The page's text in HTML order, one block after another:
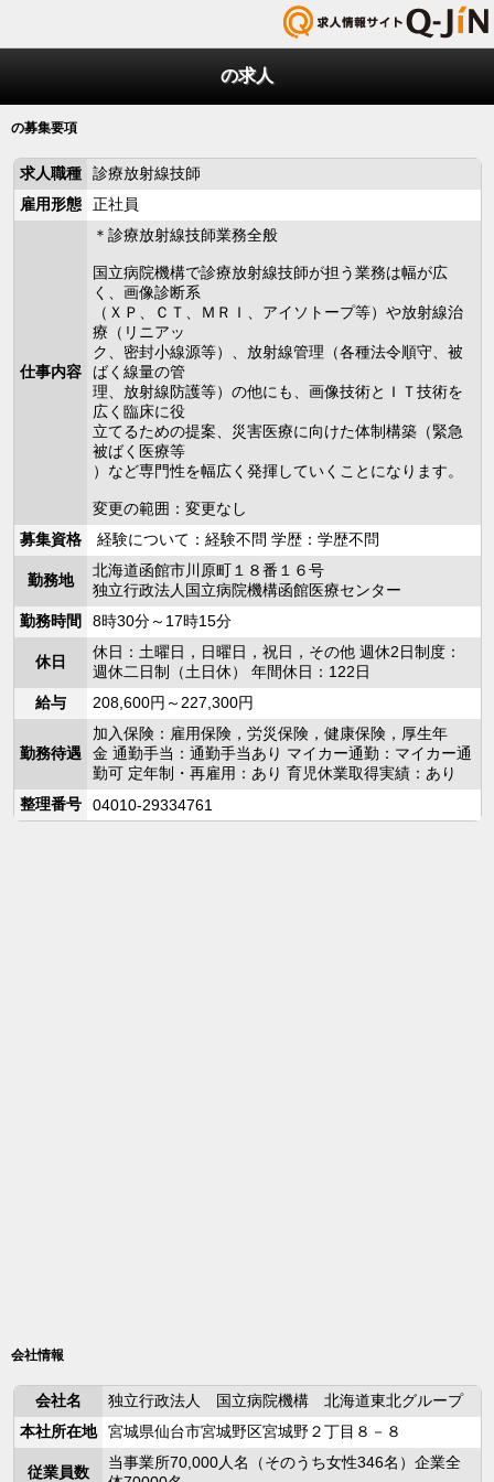
の求人
の募集要項
求人職種
診療放射線技師
雇用形態
正社員
仕事内容
＊診療放射線技師業務全般
国立病院機構で診療放射線技師が担う業務は幅が広
く、画像診断系
（ＸＰ、ＣＴ、ＭＲＩ、アイソトープ等）や放射線治
療（リニアッ
ク、密封小線源等）、放射線管理（各種法令順守、被
ばく線量の管
理、放射線防護等）の他にも、画像技術とＩＴ技術を
広く臨床に役
立てるための提案、災害医療に向けた体制構築（緊急
被ばく医療等
）など専門性を幅広く発揮していくことになります。
変更の範囲：変更なし
募集資格
経験について：経験不問 学歴：学歴不問
勤務地
北海道函館市川原町１８番１６号
独立行政法人国立病院機構函館医療センター
勤務時間
8時30分～17時15分
休日
休日：土曜日，日曜日，祝日，その他 週休2日制度：
週休二日制（土日休） 年間休日：122日
給与
208,600円～227,300円
勤務待遇
加入保険：雇用保険，労災保険，健康保険，厚生年
金 通勤手当：通勤手当あり マイカー通勤：マイカー通
勤可 定年制・再雇用：あり 育児休業取得実績：あり
整理番号
04010-29334761
会社情報
会社名
独立行政法人 国立病院機構 北海道東北グループ
本社所在地
宮城県仙台市宮城野区宮城野２丁目８－８
従業員数
当事業所70,000人名（そのうち女性346名）企業全